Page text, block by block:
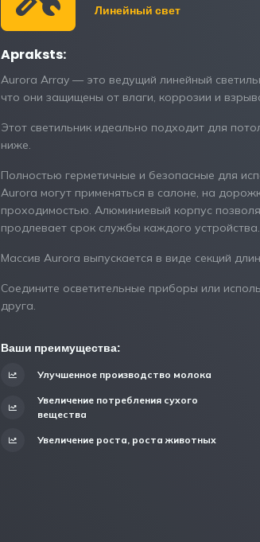
Линейный свет
Apraksts:
Aurora Array — это ведущий линейный
что они защищены от влаги, коррозии и
Этот светильник идеально подходит для
ниже.
Полностью герметичные и безопасные для
Aurora могут применяться в салоне, на
проходимостью. Алюминиевый корпус
продлевает срок службы каждого устройства.
Массив Aurora выпускается в виде секций
Соедините осветительные приборы или
друга.
Ваши преимущества:
Улучшенное производство молока
Увеличение потребления сухого
вещества
Увеличение роста, роста животных